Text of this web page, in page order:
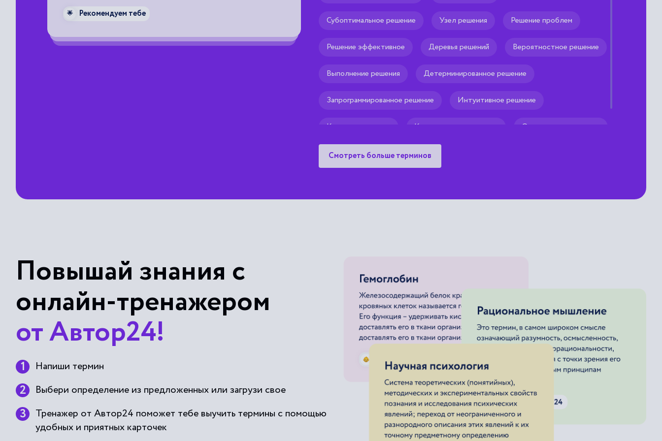
🌟 Рекомендуем тебе
Субоптимальное решение Узел решения Решение проблем
Решение эффективное Деревья решений Вероятностное решение
Выполнение решения Детерминированное решение
Запрограммированное решение Интуитивное решение
Качество решения Коллегиальное решение Оптимальное решение
Смотреть больше терминов
Повышай знания с
онлайн-тренажером
от Автор24!
Напиши термин
Выбери определение из предложенных или загрузи свое
Тренажер от Автор24 поможет тебе выучить термины с помощью
удобных и приятных карточек